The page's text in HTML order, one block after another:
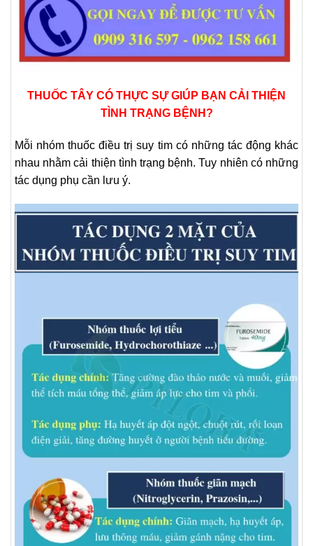
THUỐC TÂY CÓ THỰC SỰ GIÚP BẠN CẢI THIỆN
TÌNH TRẠNG BỆNH?
Mỗi nhóm thuốc điều trị suy tim có những tác động khác
nhau nhằm cải thiện tình trạng bệnh. Tuy nhiên có những
tác dụng phụ cần lưu ý.